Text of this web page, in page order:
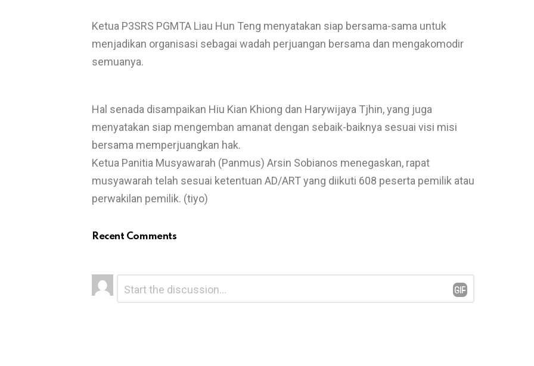
Ketua P3SRS PGMTA Liau Hun Teng menyatakan siap bersama-sama untuk
menjadikan organisasi sebagai wadah perjuangan bersama dan mengakomodir
semuanya.
Hal senada disampaikan Hiu Kian Khiong dan Harywijaya Tjhin, yang juga
menyatakan siap mengemban amanat dengan sebaik-baiknya sesuai visi misi
bersama memperjuangkan hak.
Ketua Panitia Musyawarah (Panmus) Arsin Sobianos menegaskan, rapat
musyawarah telah sesuai ketentuan AD/ART yang diikuti 608 peserta pemilik atau
perwakilan pemilik. (tiyo)
Recent Comments
L
e